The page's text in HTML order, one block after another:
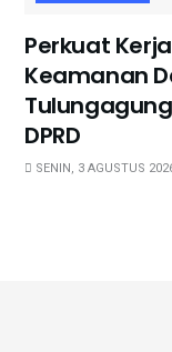
Perkuat
Keamanan
DPRD
SENIN, 3 AGUSTUS